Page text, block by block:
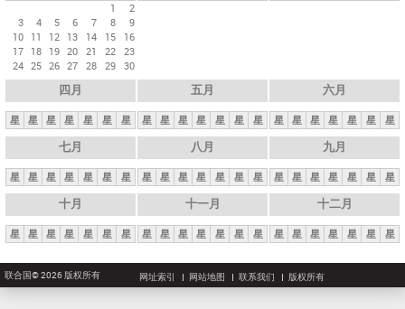
1
2
3
4 5 6 7 8
9
10 11 12 13 14 15
16
17 18 19 20 21 22 23
24 25 26 27 28 29 30
四月
星 星 星 星 星 星 星
五月
星 星 星 星 星 星 星
六月
星 星 星 星 星 星 星
七月
星 星 星 星 星 星 星
八月
星 星 星 星 星 星 星
九月
星 星 星 星 星 星 星
十月
星 星 星 星 星 星 星
十一月
星 星 星 星 星 星 星
十二月
星 星 星 星 星 星 星
联合国© 2026 版权所有 网址索引 网站地图 联系我们 版权所有